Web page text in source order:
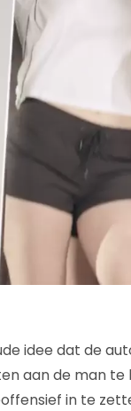
idee dat de
aan de man te
in te